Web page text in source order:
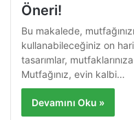
Öneri!
Bu makalede,
kullanabileceğiniz on
tasarımlar,
Mutfağınız, evin kalbi…
Devamını Oku »